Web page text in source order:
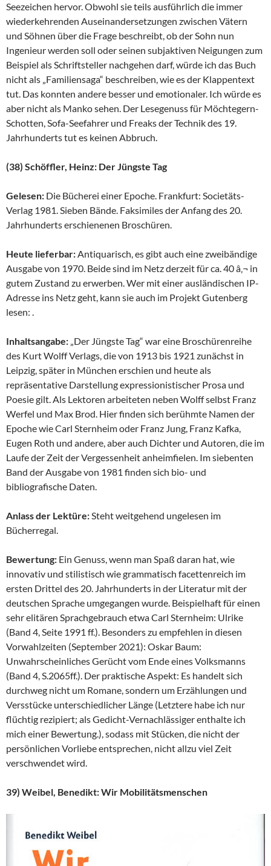
Seezeichen hervor. Obwohl sie teils ausführlich die immer
wiederkehrenden Auseinandersetzungen zwischen Vätern
und Söhnen über die Frage beschreibt, ob der Sohn nun
Ingenieur werden soll oder seinen subjaktiven Neigungen zum
Beispiel als Schriftsteller nachgehen darf, würde ich das Buch
nicht als „Familiensaga“ beschreiben, wie es der Klappentext
tut. Das konnten andere besser und emotionaler. Ich würde es
aber nicht als Manko sehen. Der Lesegenuss für Möchtegern-
Schotten, Sofa-Seefahrer und Freaks der Technik des 19.
Jahrhunderts tut es keinen Abbruch.
(38) Schöffler, Heinz: Der Jüngste Tag
Gelesen: Die Bücherei einer Epoche. Frankfurt: Societäts-
Verlag 1981. Sieben Bände. Faksimiles der Anfang des 20.
Jahrhunderts erschienenen Broschüren.
Heute lieferbar:Antiquarisch, es gibt auch eine zweibändige
Ausgabe von 1970. Beide sind im Netz derzeit für ca. 40 â‚¬ in
gutem Zustand zu erwerben. Wer mit einer ausländischen IP-
Adresse ins Netz geht, kann sie auch im Projekt Gutenberg
lesen: .
Inhaltsangabe: „Der Jüngste Tag“ war eine Broschürenreihe
des Kurt Wolff Verlags, die von 1913 bis 1921 zunächst in
Leipzig, später in München erschien und heute als
repräsentative Darstellung expressionistischer Prosa und
Poesie gilt. Als Lektoren arbeiteten neben Wolff selbst Franz
Werfel und Max Brod. Hier finden sich berühmte Namen der
Epoche wie Carl Sternheim oder Franz Jung, Franz Kafka,
Eugen Roth und andere, aber auch Dichter und Autoren, die im
Laufe der Zeit der Vergessenheit anheimfielen. Im siebenten
Band der Ausgabe von 1981 finden sich bio- und
bibliografische Daten.
Anlass der Lektüre:Steht weitgehend ungelesen im
Bücherregal.
Bewertung: Ein Genuss, wenn man Spaß daran hat, wie
innovativ und stilistisch wie grammatisch facettenreich im
ersten Drittel des 20. Jahrhunderts in der Literatur mit der
deutschen Sprache umgegangen wurde. Beispielhaft für einen
sehr elitären Sprachgebrauch etwa Carl Sternheim: Ulrike
(Band 4, Seite 1991 ff.). Besonders zu empfehlen in diesen
Vorwahlzeiten (September 2021): Oskar Baum:
Unwahrscheinliches Gerücht vom Ende eines Volksmanns
(Band 4, S.2065ff.). Der praktische Aspekt: Es handelt sich
durchweg nicht um Romane, sondern um Erzählungen und
Versstücke unterschiedlicher Länge (Letztere habe ich nur
flüchtig rezipiert; als Gedicht-Vernachlässiger enthalte ich
mich einer Bewertung.), sodass mit Stücken, die nicht der
persönlichen Vorliebe entsprechen, nicht allzu viel Zeit
verschwendet wird.
39) Weibel, Benedikt: Wir Mobilitätsmenschen